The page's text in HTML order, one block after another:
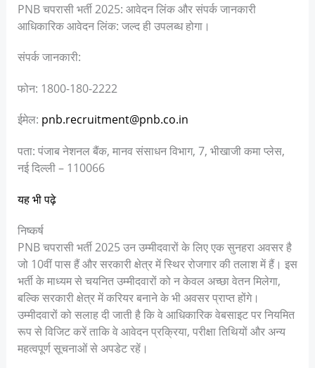
PNB चपरासी भर्ती 2025: आवेदन लिंक और संपर्क जानकारी
आधिकारिक आवेदन लिंक: जल्द ही उपलब्ध होगा।
संपर्क जानकारी:
फोन: 1800-180-2222
ईमेल: pnb.recruitment@pnb.co.in
पता: पंजाब नेशनल बैंक, मानव संसाधन विभाग, 7, भीखाजी कमा प्लेस,
नई दिल्ली – 110066
यह भी पढ़े
निष्कर्ष
PNB चपरासी भर्ती 2025 उन उम्मीदवारों के लिए एक सुनहरा अवसर है
जो 10वीं पास हैं और सरकारी क्षेत्र में स्थिर रोजगार की तलाश में हैं। इस
भर्ती के माध्यम से चयनित उम्मीदवारों को न केवल अच्छा वेतन मिलेगा,
बल्कि सरकारी क्षेत्र में करियर बनाने के भी अवसर प्राप्त होंगे।
उम्मीदवारों को सलाह दी जाती है कि वे आधिकारिक वेबसाइट पर नियमित
रूप से विजिट करें ताकि वे आवेदन प्रक्रिया, परीक्षा तिथियों और अन्य
महत्वपूर्ण सूचनाओं से अपडेट रहें।